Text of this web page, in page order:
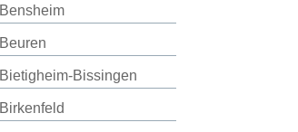
Bensheim
Beuren
Bietigheim-Bissingen
Birkenfeld